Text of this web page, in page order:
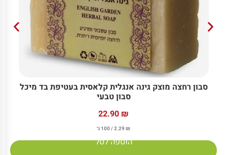
סבון רחצה מוצק גינה אנגלית קלאסית בעטיפת בד מיכל
סבון טבעי
22.90 ₪
2.29 ₪ / 100 ג׳
הוספה לסל